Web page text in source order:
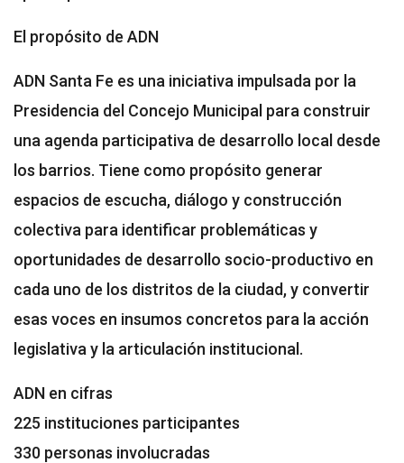
El propósito de ADN
ADN Santa Fe es una iniciativa impulsada por la
Presidencia del Concejo Municipal para construir
una agenda participativa de desarrollo local desde
los barrios. Tiene como propósito generar
espacios de escucha, diálogo y construcción
colectiva para identificar problemáticas y
oportunidades de desarrollo socio-productivo en
cada uno de los distritos de la ciudad, y convertir
esas voces en insumos concretos para la acción
legislativa y la articulación institucional.
ADN en cifras
225 instituciones participantes
330 personas involucradas